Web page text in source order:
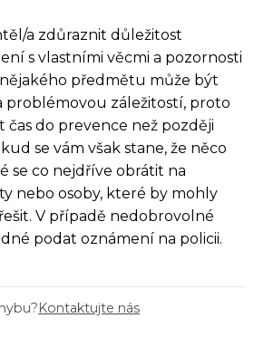
a zdůraznit důležitost
s vlastními věcmi a pozornosti
předmětu může být
problémovou záležitostí, proto
čas do prevence než později
se vám však stane, že něco
se co nejdříve obrátit na
nebo osoby, které by mohly
V případě nedobrovolné
podat oznámení na policii.
Kontaktujte nás